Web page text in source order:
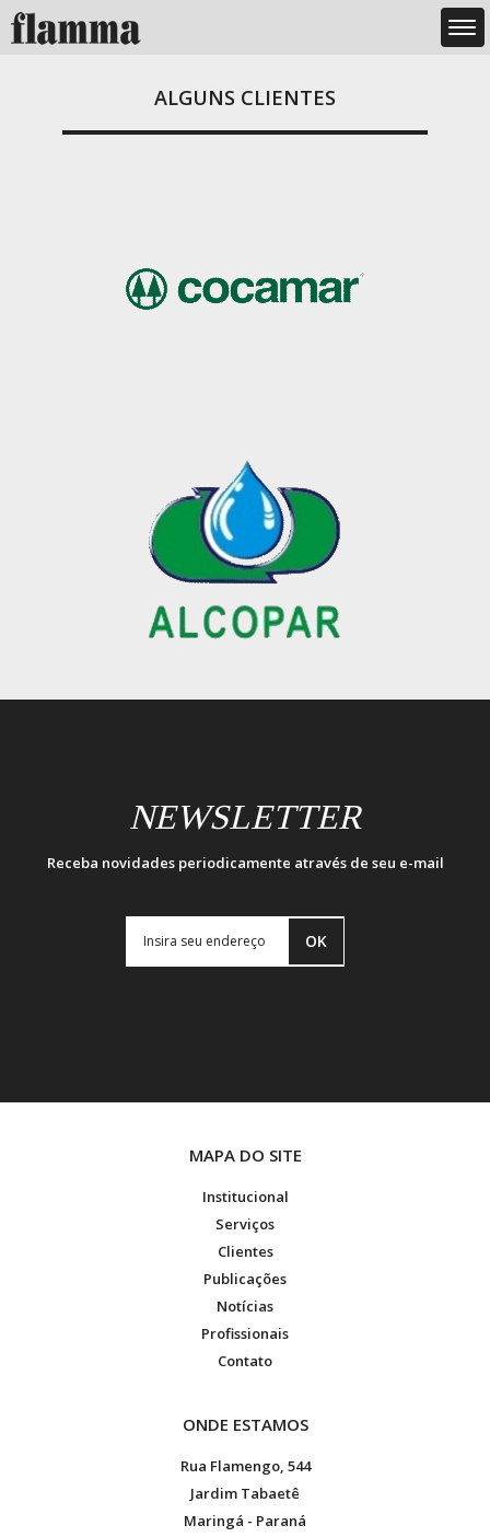
ALGUNS CLIENTES
NEWSLETTER
Receba novidades periodicamente através de seu e-mail
OK
MAPA DO SITE
Institucional
Serviços
Clientes
Publicações
Notícias
Profissionais
Contato
ONDE ESTAMOS
Rua Flamengo, 544
Jardim Tabaetê
Maringá - Paraná